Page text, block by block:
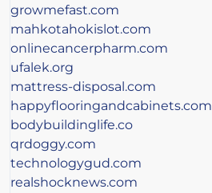
growmefast.com
mahkotahokislot.com
onlinecancerpharm.com
ufalek.org
mattress-disposal.com
happyflooringandcabinets.com
bodybuildinglife.co
qrdoggy.com
technologygud.com
realshocknews.com